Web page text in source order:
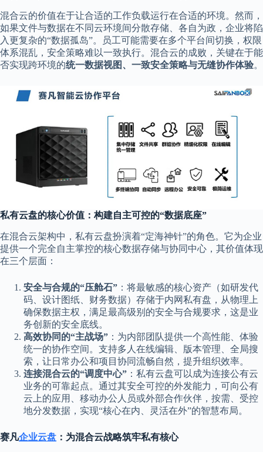
混合云的价值在于让合适的工作负载运行在合适的环境。然而，
如果文件与数据在不同云环境间分散存储、各自为政，企业将陷
入更复杂的“数据孤岛”。员工可能需要在多个平台间切换，权限
体系混乱，安全策略难以一致执行。混合云的成败，关键在于能
否实现跨环境的统一数据视图、一致安全策略与无缝协作体验。
私有云盘的核心价值：构建自主可控的“数据底座”
在混合云架构中，私有云盘扮演着“定海神针”的角色。它为企业
提供一个完全自主掌控的核心数据存储与协同中心，其价值体现
在三个层面：
安全与合规的“压舱石” ：将最敏感的核心资产（如研发代
码、设计图纸、财务数据）存储于内网私有盘，从物理上
确保数据主权，满足最高级别的安全与合规要求，这是业
务创新的安全底线。
高效协同的“主战场” ：为内部团队提供一个高性能、体验
统一的协作空间。支持多人在线编辑、版本管理、全局搜
索，让日常办公和项目协同流畅自然，提升组织效率。
连接混合云的“调度中心” ：私有云盘可以成为连接公有云
业务的可靠起点。通过其安全可控的外发能力，可向公有
云上的应用、移动办公人员或外部合作伙伴，按需、受控
地分发数据，实现“核心在内、灵活在外”的智慧布局。
赛凡企业云盘 ：为混合云战略筑牢私有核心